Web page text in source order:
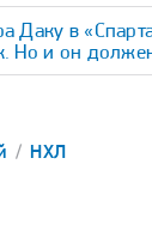
Даку в
Но и он
НХЛ